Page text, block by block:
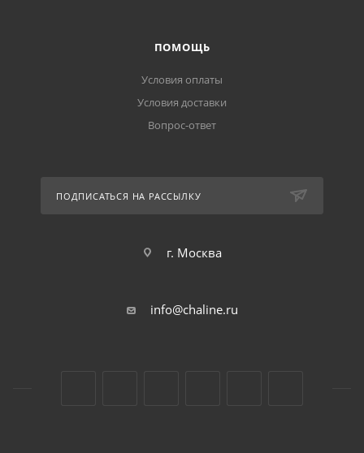
ПОМОЩЬ
Условия оплаты
Условия доставки
Вопрос-ответ
ПОДПИСАТЬСЯ НА РАССЫЛКУ
г. Москва
info@chaline.ru